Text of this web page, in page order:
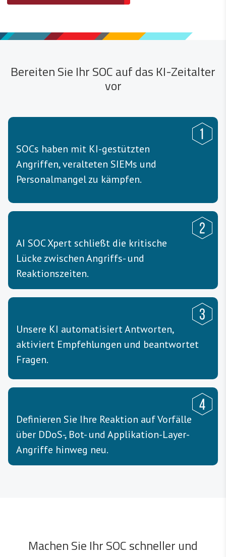
Bereiten Sie Ihr SOC auf das KI-Zeitalter
vor
SOCs haben mit KI-gestützten
Angriffen, veralteten SIEMs und
Personalmangel zu kämpfen.
AI SOC Xpert schließt die kritische
Lücke zwischen Angriffs- und
Reaktionszeiten.
Unsere KI automatisiert Antworten,
aktiviert Empfehlungen und beantwortet
Fragen.
Definieren Sie Ihre Reaktion auf Vorfälle
über DDoS-, Bot- und Applikation-Layer-
Angriffe hinweg neu.
Machen Sie Ihr SOC schneller und